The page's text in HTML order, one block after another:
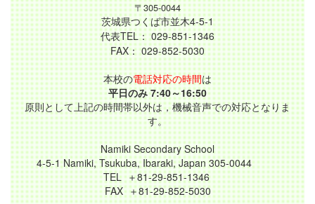
〒305-0044
茨城県つくば市並木4-5-1
代表TEL： 029-851-1346
FAX： 029-852-5030
本校の電話対応の時間は
平日のみ 7:40～16:50
原則として上記の時間帯以外は，機械音声での対応となりま
す。
Namiki Secondary School
4-5-1 Namiki, Tsukuba, Ibaraki, Japan 305-0044
TEL ＋81-29-851-1346
FAX ＋81-29-852-5030